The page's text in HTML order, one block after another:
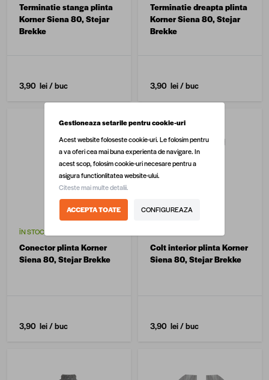
Terminatie stanga plinta
Korner Siena 80, Stejar
Brekke
3,90 lei/ buc
Terminatie dreapta plinta
Korner Siena 80, Stejar
Brekke
3,90 lei/ buc
ÎN STOC
Conector plinta Korner
Siena 80, Stejar Brekke
3,90 lei/ buc
Colt interior plinta Korner
Siena 80, Stejar Brekke
3,90 lei/ buc
Gestioneaza setarile pentru cookie-uri
Acest website foloseste cookie-uri. Le folosim pentru
a va oferi cea mai buna experienta de navigare. In
acest scop, folosim cookie-uri necesare pentru a
asigura functionlitatea website-ului.
Citeste mai multe detalii.
ACCEPTA TOATE CONFIGUREAZA